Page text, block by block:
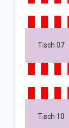
Tisch 07
Tisch 10